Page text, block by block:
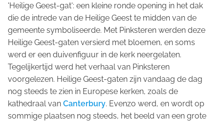
'Heilige Geest-gat': een kleine ronde opening in het dak
die de intrede van de Heilige Geest te midden van de
gemeente symboliseerde. Met Pinksteren werden deze
Heilige Geest-gaten versierd met bloemen, en soms
werd er een duivenfiguur in de kerk neergelaten.
Tegelijkertijd werd het verhaal van Pinksteren
voorgelezen. Heilige Geest-gaten zijn vandaag de dag
nog steeds te zien in Europese kerken, zoals de
kathedraal van Canterbury. Evenzo werd, en wordt op
sommige plaatsen nog steeds, het beeld van een grote